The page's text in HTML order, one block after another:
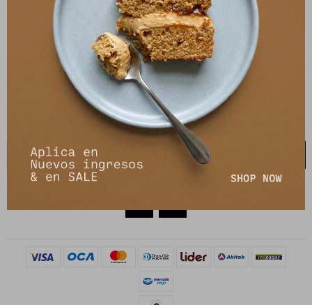
27141061 - 099 747 832
21 de setiembre 2895, Montevideo
shop@petrastore.com.uy
De lunes a sábados de 11 a 20hs
NEWSLETTER
¡Suscribite y recibí todas nuestras novedades!